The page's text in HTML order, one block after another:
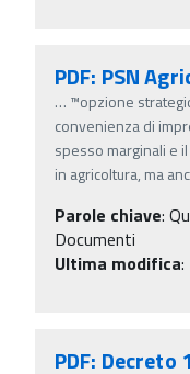
PDF: PSN
… ™opzione
convenienza di
spesso marginali e
in agricoltura, ma
Parole chiave:
Documenti
Ultima modifica:
PDF: Decreto